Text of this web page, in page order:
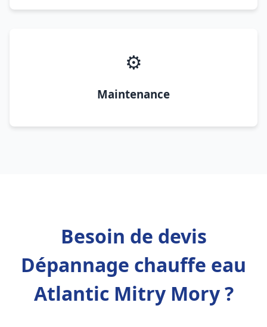
⚙️
Maintenance
Besoin de devis
Dépannage chauffe eau
Atlantic Mitry Mory ?